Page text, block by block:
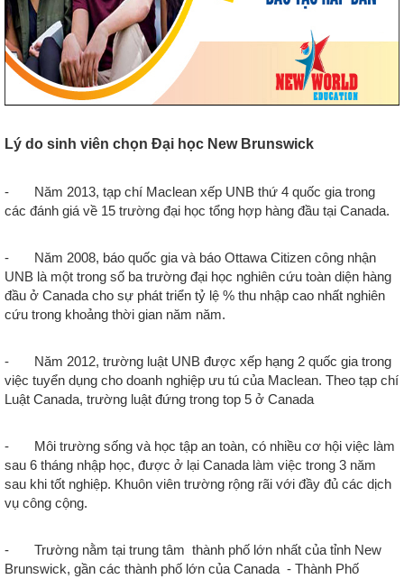
Lý do sinh viên chọn Đại học New Brunswick
- Năm 2013, tạp chí Maclean xếp UNB thứ 4 quốc gia trong
các đánh giá về 15 trường đại học tổng hợp hàng đầu tại Canada.
- Năm 2008, báo quốc gia và báo Ottawa Citizen công nhận
UNB là một trong số ba trường đại học nghiên cứu toàn diện hàng
đầu ở Canada cho sự phát triển tỷ lệ % thu nhập cao nhất nghiên
cứu trong khoảng thời gian năm năm.
- Năm 2012, trường luật UNB được xếp hạng 2 quốc gia trong
việc tuyển dụng cho doanh nghiệp ưu tú của Maclean. Theo tạp chí
Luật Canada, trường luật đứng trong top 5 ở Canada
- Môi trường sống và học tập an toàn, có nhiều cơ hội việc làm
sau 6 tháng nhập học, được ở lại Canada làm việc trong 3 năm
sau khi tốt nghiệp. Khuôn viên trường rộng rãi với đầy đủ các dịch
vụ công cộng.
- Trường nằm tại trung tâm thành phố lớn nhất của tỉnh New
Brunswick, gần các thành phố lớn của Canada - Thành Phố